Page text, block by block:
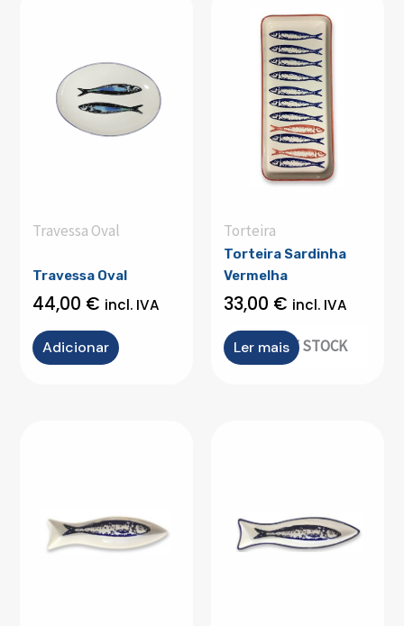
Travessa Oval
Travessa Oval
44,00 € incl. IVA
Adicionar
Torteira
OUT OF STOCK
Torteira Sardinha
Vermelha
33,00 € incl. IVA
Ler mais